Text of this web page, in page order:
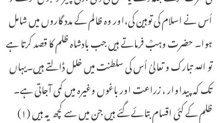
اُس نے اسلام کی توہین کی،اور وہ ظالم کے مدد گاروں میں شامل
ہوا۔ حضرت وہبؒ فرماتے ہیں جب بادشاہ ظلم کا قصد کرتا ہے
تو اللہ تبارک و تعالیٰ اُس کی سلطنت میں خلل ڈالتے ہیں۔یہاں
تک کہ پیداوار ، زراعت اور باغوں وغیرہ میں کمی آجاتی ہے۔
ظلم کے کئی اقسام بتائے گئے ہیں جن میں سے کچھ یہ ہیں (۱)